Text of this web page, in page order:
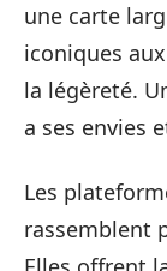
une carte
iconiques
la légèreté.
a ses envies
Les
rassemblent